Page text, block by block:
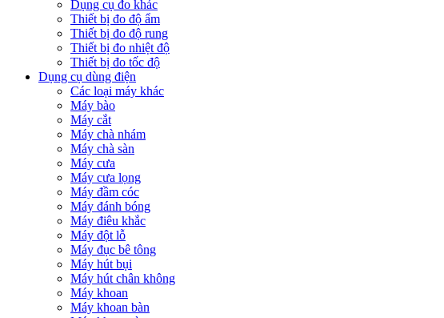
Dụng cụ đo khác
Thiết bị đo độ ẩm
Thiết bị đo độ rung
Thiết bị đo nhiệt độ
Thiết bị đo tốc độ
Dụng cụ dùng điện
Các loại máy khác
Máy bào
Máy cắt
Máy chà nhám
Máy chà sàn
Máy cưa
Máy cưa lọng
Máy đầm cóc
Máy đánh bóng
Máy điêu khắc
Máy đột lỗ
Máy đục bê tông
Máy hút bụi
Máy hút chân không
Máy khoan
Máy khoan bàn